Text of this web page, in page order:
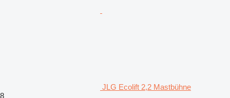
JLG Ecolift 2,2 Mastbühne
8